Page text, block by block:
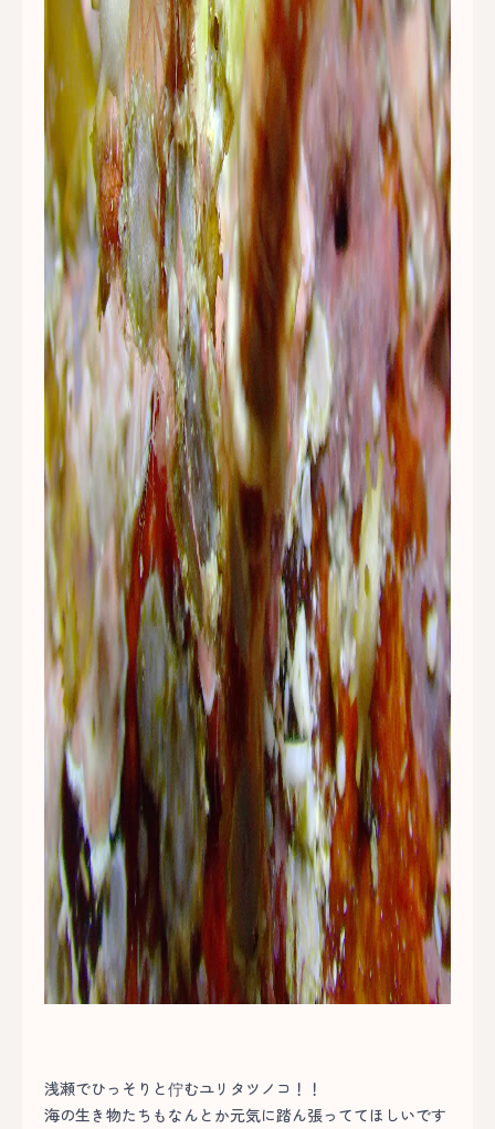
浅瀬でひっそりと佇むユリタツノコ！！
海の生き物たちもなんとか元気に踏ん張っててほしいです